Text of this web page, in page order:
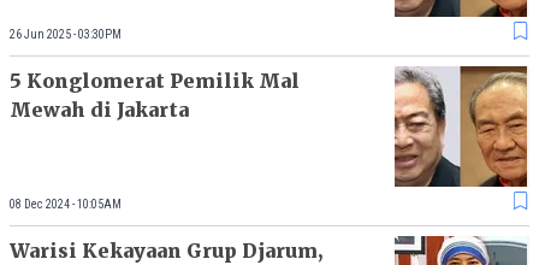
26 Jun 2025 - 03:30PM
5 Konglomerat Pemilik Mal
Mewah di Jakarta
08 Dec 2024 - 10:05AM
Warisi Kekayaan Grup Djarum,